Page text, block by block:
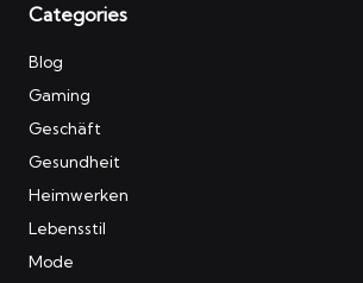
Categories
Blog
Gaming
Geschäft
Gesundheit
Heimwerken
Lebensstil
Mode